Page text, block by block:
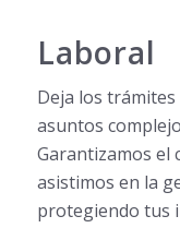
Laboral
Deja los
asuntos
Garantizamos el
asistimos en la
protegiendo tus